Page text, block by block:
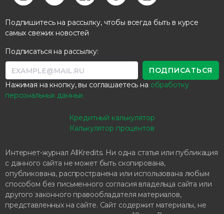
Подпишитесь на рассылку, чтобы всегда быть в курсе
самых свежих новостей
Подписаться на рассылку:
Нажимая на кнопку, вы соглашаетесь на обработку
персональных данных
Кредитный калькулятор
Калькулятор процентов
Интернет-журнал AllKredits. Ни одна статья или публикация
с данного сайта не может быть скопирована,
опубликована, распространена или использована любым
способом без письменного согласия владельца сайта или
другого законного правообладателя материалов,
представленных на сайте. Сайт содержит материалы, не